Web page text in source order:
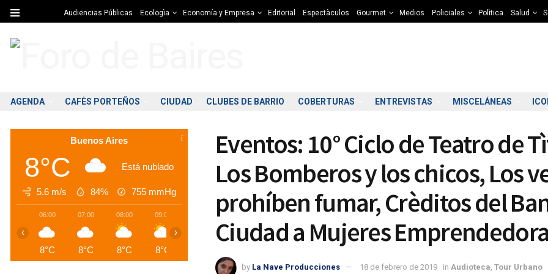
Audiencias Públicas Ecologìa Economía y Empresa Editorial Espectàculos Gourmet Medios Policiales Polìtica Salud
AGENDA CAFÈS PORTEÑOS CIUDAD CLUBES DE BARRIO COBERTURAS ENTREVISTAS MISCELÁNEAS
Eventos: 10° Ciclo de Teatro de
Los Bomberos y los chicos, Los
prohíben fumar, Crèditos del
Ciudad a Mujeres
by La Nave Producciones 18 de febrero de 2019 in Audioteca Tour Urbano
Buenos Aires
8°C Está nublado
5.6 m/s 84% 755 mmHg
06:00
8°C
07:00
8°C
08:00
8°C
09:00
8°C
11:00 12:00 14:00 15:00 16:00 17:00 18:00
‹ ›